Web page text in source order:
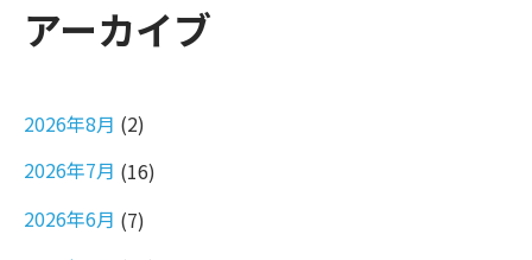
アーカイブ
2026年8月 (2)
2026年7月 (16)
2026年6月 (7)